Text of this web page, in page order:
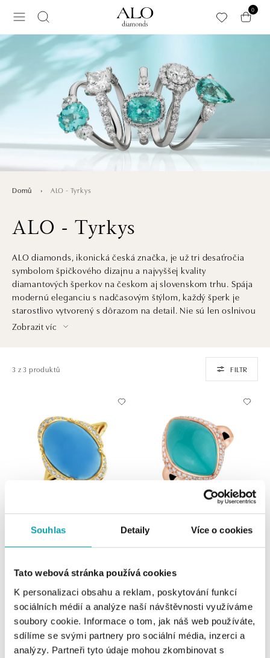
Souhlas Detaily Více o cookies
Tato webová stránka používá cookies
K personalizaci obsahu a reklam, poskytování funkcí
sociálních médií a analýze naší návštěvnosti využíváme
soubory cookie. Informace o tom, jak náš web používáte,
sdílíme se svými partnery pro sociální média, inzerci a
analýzy. Partneři tyto údaje mohou zkombinovat s
0
Domů ALO - Tyrkys
ALO - Tyrkys
ALO diamonds, ikonická česká značka, je už tri desaťročia
symbolom špičkového dizajnu a najvyššej kvality
diamantových šperkov na českom aj slovenskom trhu. Spája
modernú eleganciu s nadčasovým štýlom, každý šperk je
starostlivo vytvorený s dôrazom na detail. Nie sú len oslnivou
ozdobou. Sú aj investíciou do krásy, ktorá pretrvá generácie
Zobrazit víc
3 z 3 produktů FILTR
od 73 820 Kč
ALO
od 125 579 Kč